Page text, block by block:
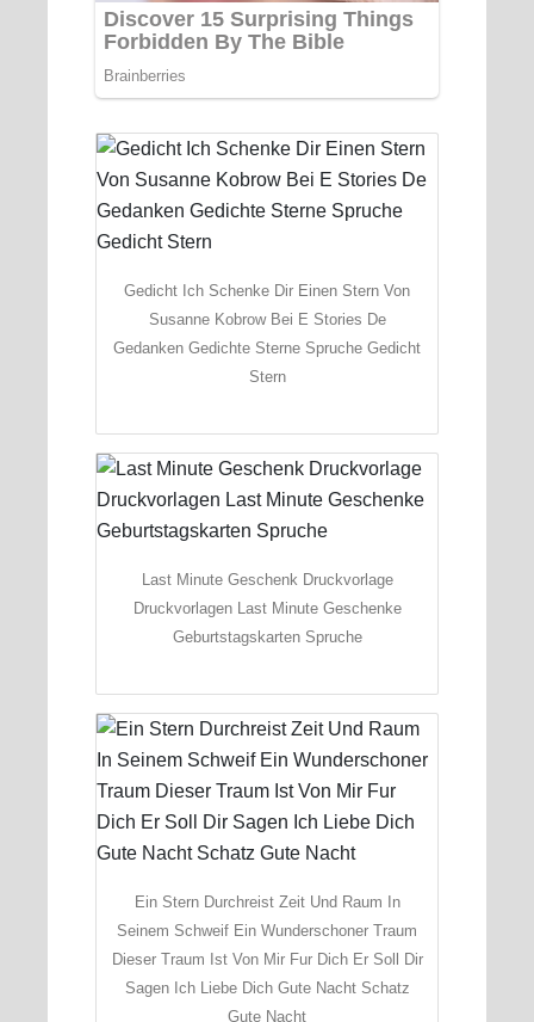
Gedicht Ich Schenke Dir Einen Stern Von
Susanne Kobrow Bei E Stories De
Gedanken Gedichte Sterne Spruche Gedicht
Stern
Last Minute Geschenk Druckvorlage
Druckvorlagen Last Minute Geschenke
Geburtstagskarten Spruche
Ein Stern Durchreist Zeit Und Raum In
Seinem Schweif Ein Wunderschoner Traum
Dieser Traum Ist Von Mir Fur Dich Er Soll Dir
Sagen Ich Liebe Dich Gute Nacht Schatz
Gute Nacht